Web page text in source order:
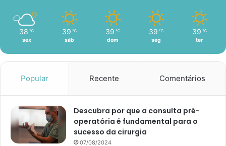
38 ℃
sex
39 ℃
sáb
39 ℃
dom
39 ℃
seg
39 ℃
ter
Popular Recente Comentários
Descubra por que a consulta pré-
operatória é fundamental para o
sucesso da cirurgia
07/08/2024